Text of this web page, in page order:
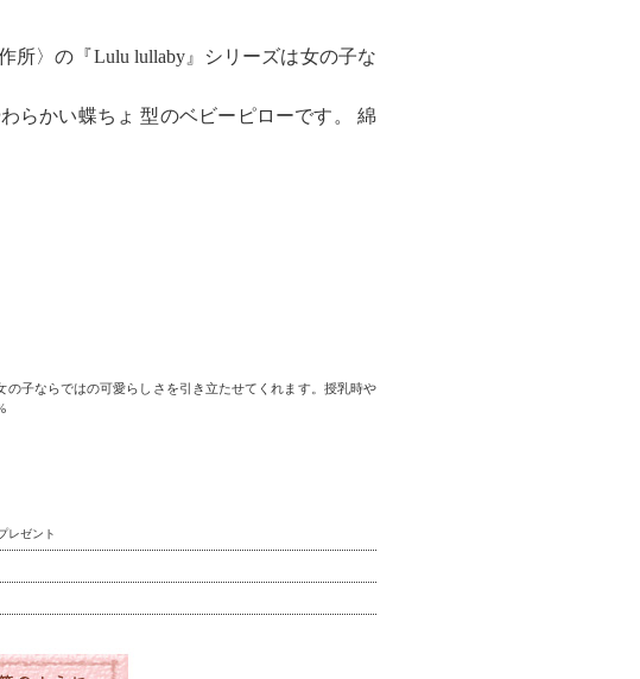
所〉の『Lulu lullaby』シリーズは女の子な
らかい蝶ちょ 型のベビーピローです。 綿
子ならではの可愛らしさを引き立たせてくれます。授乳時や
レゼント